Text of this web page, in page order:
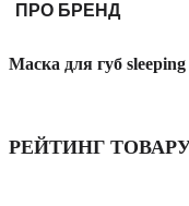
ПРО БРЕНД
Маска для губ
РЕЙТИНГ